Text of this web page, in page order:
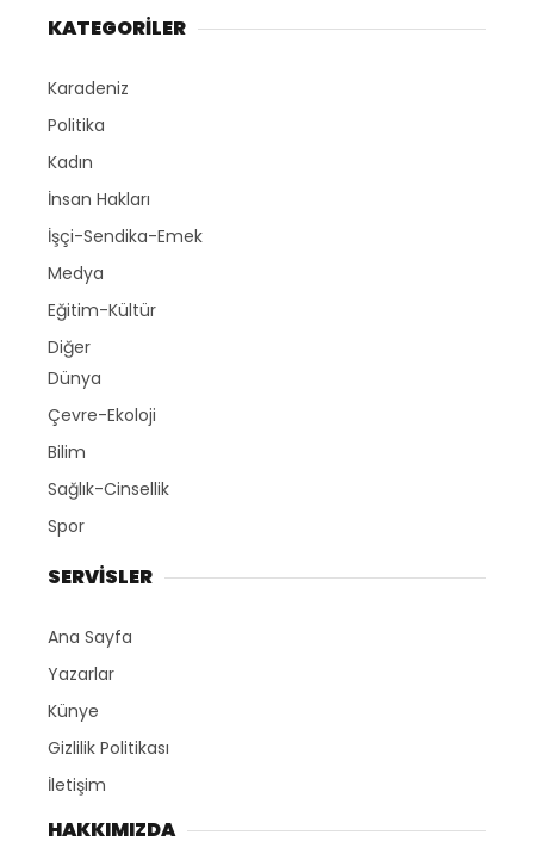
KATEGORİLER
Karadeniz
Politika
Kadın
İnsan Hakları
İşçi-Sendika-Emek
Medya
Eğitim-Kültür
Diğer
Dünya
Çevre-Ekoloji
Bilim
Sağlık-Cinsellik
Spor
SERVİSLER
Ana Sayfa
Yazarlar
Künye
Gizlilik Politikası
İletişim
HAKKIMIZDA